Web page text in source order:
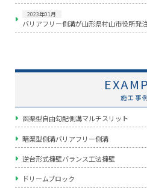
2023年01月
バリアフリー側溝が山形県村山市役所発
施工事例
函渠型自由勾配側溝マルチスリット
暗渠型側溝バリアフリー側溝
逆台形式擁壁バランス工法擁壁
ドリームブロック